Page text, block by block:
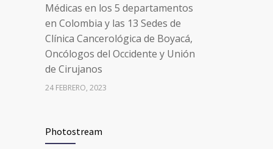
Médicas en los 5 departamentos
en Colombia y las 13 Sedes de
Clínica Cancerológica de Boyacá,
Oncólogos del Occidente y Unión
de Cirujanos
24 FEBRERO, 2023
junio 2021)
Photostream